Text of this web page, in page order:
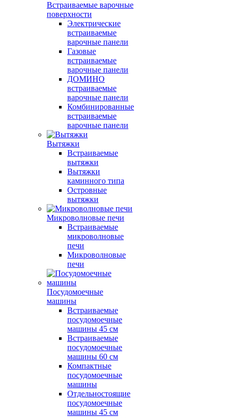
Встраиваемые варочные
поверхности
Электрические
встраиваемые
варочные панели
Газовые
встраиваемые
варочные панели
ДОМИНО
встраиваемые
варочные панели
Комбинированные
встраиваемые
варочные панели
Вытяжки
Встраиваемые
вытяжки
Вытяжки
каминного типа
Островные
вытяжки
Микроволновые печи
Встраиваемые
микроволновые
печи
Микроволновые
печи
Посудомоечные
машины
Встраиваемые
посудомоечные
машины 45 см
Встраиваемые
посудомоечные
машины 60 см
Компактные
посудомоечные
машины
Отдельностоящие
посудомоечные
машины 45 см